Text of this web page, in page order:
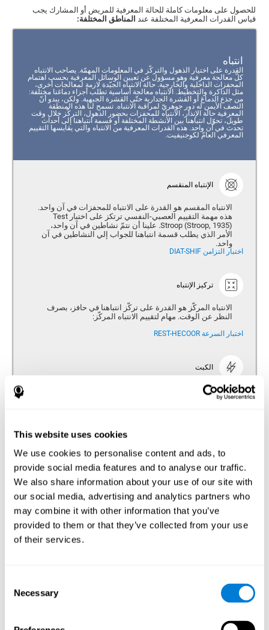
This website uses cookies
We use cookies to personalise content and ads, to
provide social media features and to analyse our traffic.
We also share information about your use of our site with
our social media, advertising and analytics partners who
may combine it with other information that you’ve
provided to them or that they’ve collected from your use
of their services.
Selection
Necessary
للحصول على معلومات كاملة للحالة المعرفية للمريض أو المشارك يجب
قياس القدرات المعرفية المختلفة عند المناطق المختلفة:
انتباه
القدرة على اختيار الذهول والتركّز في المعلومات المهمّة. يصاحب الانتباه
كلّ معالجة معرفية وهو مسؤول عن تعيين الوسائل المعرفية بحسب اهتمام
المحفزات الداخلية والخارجية. حالة الانتباه الجيّدة لازمة لمعالجات أخرى،
مثل الذاكرة والتخطيط. الانتباه معالجة أساسية تطلب أجزاء دماغنا مختلفة:
من جذع الدماغ أو القشرة الجدارية حتّى القشرة الجبهية. ولكن، يبدو أنّ
النصف الأيمن له دور جوهريّ لمراقبة الانتباه. تسمح لنا هذه المنطقة
المعرفية حالة الإنذار، الانتباه للمحفزات بحضور الذهول، التركّز خلال وقت
طويل، تحوّل انتباهنا بين الأنشطة المختلفة أو قسمة انتباهنا إلى أحداث
تحدث في آن واحد. هذه القدرات المعرفية من الانتباه والتي يقايسها التقييم
المعرفي العامّ لكوجنيفيت.
الإنتباه المنقسم
الانتباه المقسم هو القدرة على الانتباه للمحفزات في آن واحد.
هذه مهمة التقييم العصبي-النفسي ترتكز على اختبار Test
Stroop (Stroop, 1935). علينا أن نتمّ نشاطين في آن واحد،
الأمر الذي يطلب قسمة انتباهنا للجواب إلي النشاطين في آن
واحد.
اختبار التزامن DIAT-SHIF
تركيز الإنتباه
الانتباه المركّز هو القدرة على تركّز انتباهنا في حافز، بصرف
النظر عن الوقت. مهام لتقييم الانتباه المركّز:
اختبار السرعة REST-HECOOR
الكبت
الكبت هو القدرة على مراقبة الأجوبة التلقائيّة وإنشاء أجوبة
مراقبة بالانتباه والاستدلال. مهام لتقييم الكبت: مهام تقييم
وعلينا أن نتمّ الكبت في اللحظة المناسبة.
اختبار التزامن DIAT-SHIF
اختبار المعادلات INH-REST
المراقبة هي القدرة على مراقبة سلوكنا والقيام بالخطّة. مهام
لتقييم المراقبة. مهام كوجنيفيت التي تقايس المراقبة ترتكز
على اختبارات عصبية-نفسية مختلفة: اختبار Stroop، وNEPSY،
وTest of Malingering (Memory (TOMM، و(Test of
اختبار المعادلات INH-REST
اختبار الاعتراف COM-NAM
اختبار المعالجة REST-INH
اختبار الدقّة COOR